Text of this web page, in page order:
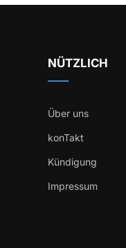
NÜTZLICH
Über uns
konTakt
Kündigung
Impressum